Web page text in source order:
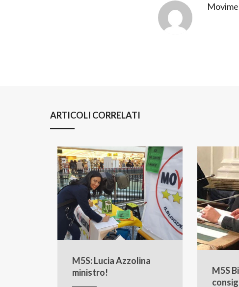
ARTICOLI CORRELATI
M5S: Lucia Azzolina
ministro!
M5S